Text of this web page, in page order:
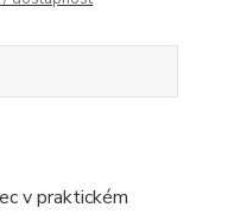
v praktickém